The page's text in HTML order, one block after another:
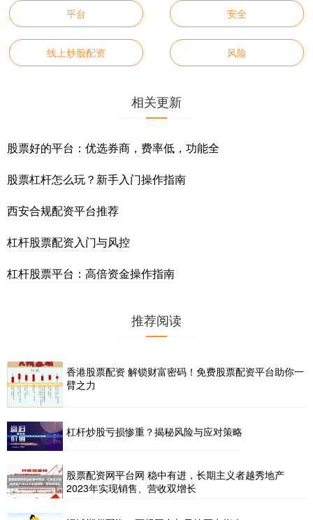
平台 安全
线上炒股配资 风险
相关更新
股票好的平台：优选券商，费率低，功能全
股票杠杆怎么玩？新手入门操作指南
西安合规配资平台推荐
杠杆股票配资入门与风控
杠杆股票平台：高倍资金操作指南
推荐阅读
香港股票配资 解锁财富密码！免费股票配资平台助你一
臂之力
杠杆炒股亏损惨重？揭秘风险与应对策略
股票配资网平台网 稳中有进，长期主义者越秀地产
2023年实现销售、营收双增长